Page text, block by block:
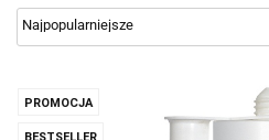
PROMOCJA
BESTSELLER